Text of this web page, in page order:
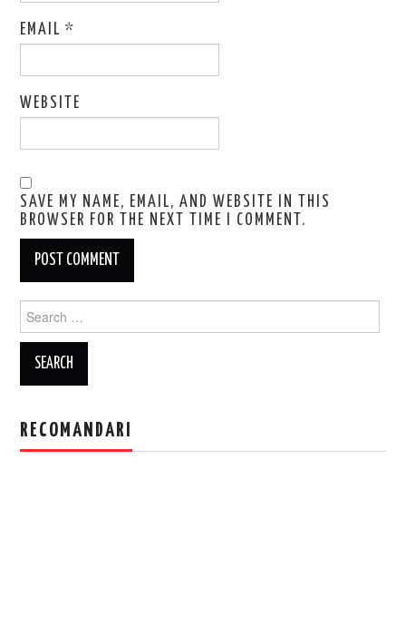
EMAIL*
WEBSITE
SAVE MY NAME, EMAIL, AND WEBSITE IN THIS
BROWSER FOR THE NEXT TIME I COMMENT.
for:
RECOMANDARI